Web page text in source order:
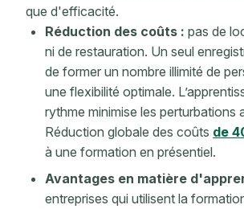
que d'efficacité.
Réduction des coûts : pas de
ni de restauration. Un seul
de former un nombre illimité de
une flexibilité optimale.
rythme minimise les perturbations
Réduction globale des coûts de
à une formation en présentiel.
Avantages en matière
entreprises qui utilisent la